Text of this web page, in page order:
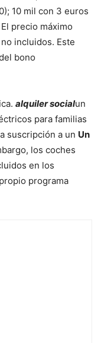
10 mil con 3 euros
precio máximo
incluidos. Este
bono
alquiler socialun
para familias
suscripción a un Un
los coches
en los
programa